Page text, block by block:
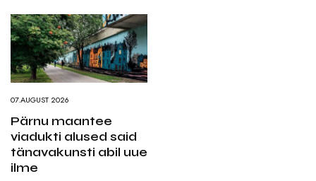
07.AUGUST 2026
Pärnu maantee
viadukti alused said
tänavakunsti abil uue
ilme